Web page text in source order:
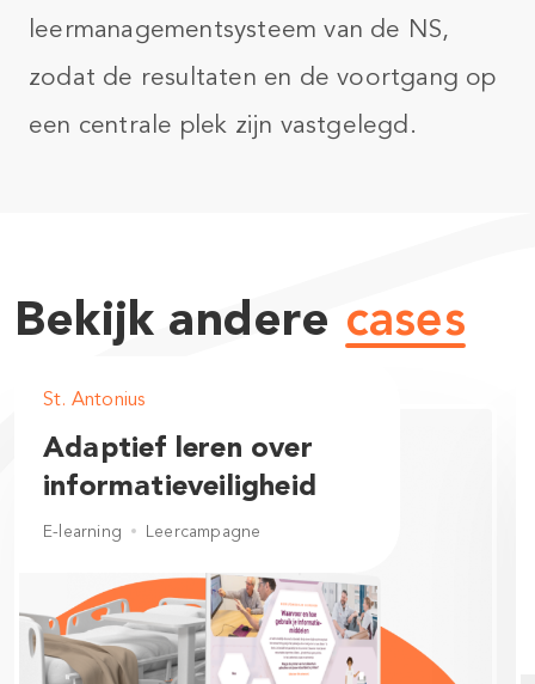
leermanagementsysteem van de NS,
zodat de resultaten en de voortgang op
een centrale plek zijn vastgelegd.​
Bekijk andere cases
St. Antonius
Adaptief leren over
informatieveiligheid
E-learning Leercampagne